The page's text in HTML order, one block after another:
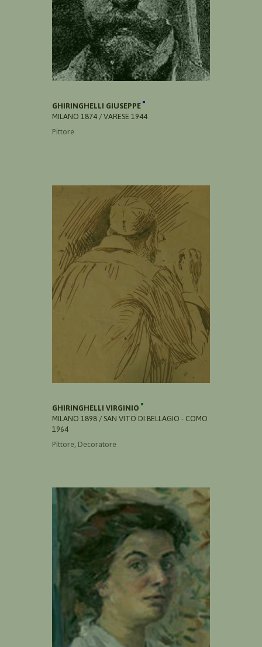
GHIRINGHELLI GIUSEPPE
MILANO 1874 / VARESE 1944
Pittore
GHIRINGHELLI VIRGINIO
MILANO 1898 / SAN VITO DI BELLAGIO - COMO
1964
Pittore, Decoratore